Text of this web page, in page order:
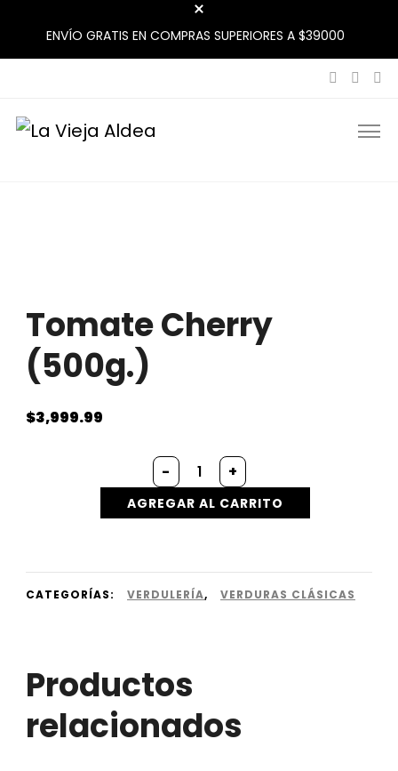
ENVÍO GRATIS EN COMPRAS SUPERIORES A $39000
La Vieja Aldea
Tu Mercado Natural Cerca
Tomate Cherry
(500g.)
$3,999.99
- Tomate
Cherry
(500g.)
cantidad
+
AGREGAR AL CARRITO
CATEGORÍAS: VERDULERÍA, VERDURAS CLÁSICAS
Productos
relacionados